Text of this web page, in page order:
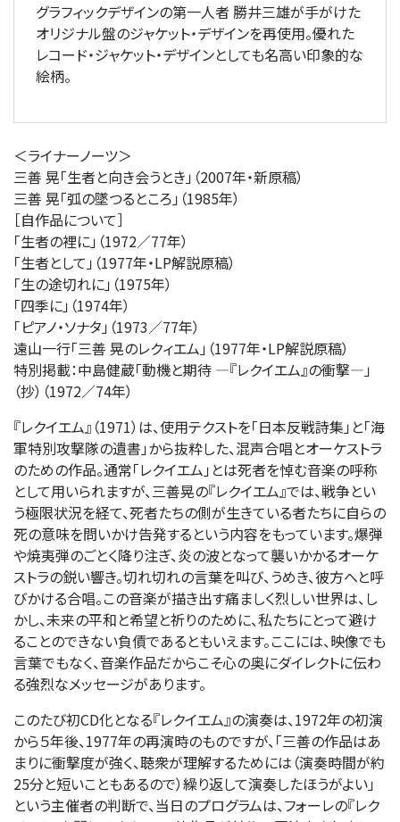
グラフィックデザインの第一人者 勝井三雄が手がけた
オリジナル盤のジャケット・デザインを再使用。優れた
レコード・ジャケット・デザインとしても名高い印象的な
絵柄。
＜ライナーノーツ＞
三善 晃「生者と向き会うとき」（2007年・新原稿）
三善 晃「弧の墜つるところ」（1985年）
［自作品について］
「生者の裡に」（1972／77年）
「生者として」（1977年・LP解説原稿）
「生の途切れに」（1975年）
「四季に」（1974年）
「ピアノ・ソナタ」（1973／77年）
遠山一行「三善 晃のレクィエム」（1977年・LP解説原稿）
特別掲載：中島健蔵「動機と期待 ―『レクイエム』の衝撃―」
（抄）（1972／74年）
『レクイエム』（1971）は、使用テクストを「日本反戦詩集」と「海
軍特別攻撃隊の遺書」から抜粋した、混声合唱とオーケストラ
のための作品。通常「レクイエム」とは死者を悼む音楽の呼称
として用いられますが、三善晃の『レクイエム』では、戦争とい
う極限状況を経て、死者たちの側が生きている者たちに自らの
死の意味を問いかけ告発するという内容をもっています。爆弾
や焼夷弾のごとく降り注ぎ、炎の波となって襲いかかるオーケ
ストラの鋭い響き。切れ切れの言葉を叫び、うめき、彼方へと呼
びかける合唱。この音楽が描き出す痛ましく烈しい世界は、し
かし、未来の平和と希望と祈りのために、私たちにとって避け
ることのできない負債であるともいえます。ここには、映像でも
言葉でもなく、音楽作品だからこそ心の奥にダイレクトに伝わ
る強烈なメッセージがあります。
このたび初CD化となる『レクイエム』の演奏は、1972年の初演
から５年後、1977年の再演時のものですが、「三善の作品はあ
まりに衝撃度が強く、聴衆が理解するためには（演奏時間が約
25分と短いこともあるので）繰り返して演奏したほうがよい」
という主催者の判断で、当日のプログラムは、フォーレの『レク